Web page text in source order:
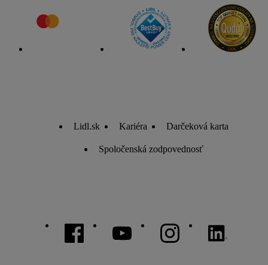
Lidl.sk Kariéra Darčeková karta
Spoločenská zodpovednosť